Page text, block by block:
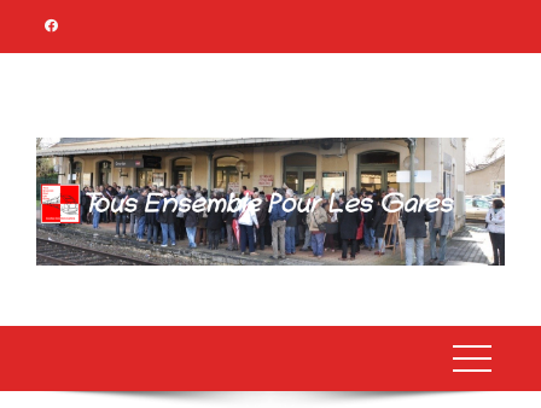
TOUS ENSEMBLE
POUR LES GARES
Association Citoyenne